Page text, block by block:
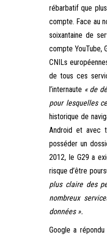
rébarbatif que
compte. Face au
soixantaine de
compte YouTube,
CNILs
de tous ces
l’internaute « de
pour lesquelles
historique de
Android et avec
posséder un
2012, le G29 a
risque d’être
plus claire des
nombreux
données ».
Google a